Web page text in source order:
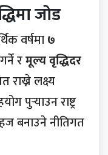
जोड
वर्षमा७
रमूल्य वृद्धिदर
राख्ने लक्ष्य
पुर्‍याउन राष्ट्र
बनाउने नीतिगत